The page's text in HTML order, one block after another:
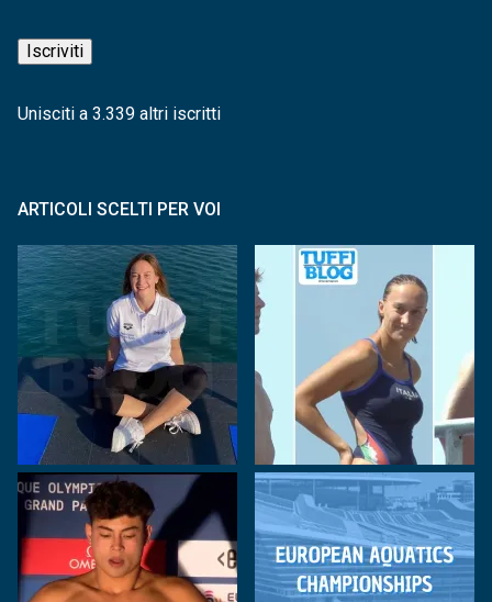
mail
Iscriviti
Unisciti a 3.339 altri iscritti
ARTICOLI SCELTI PER VOI